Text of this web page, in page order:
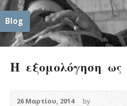
Blog
Η εξομολόγηση ως
26 Μαρτίου, 2014 by